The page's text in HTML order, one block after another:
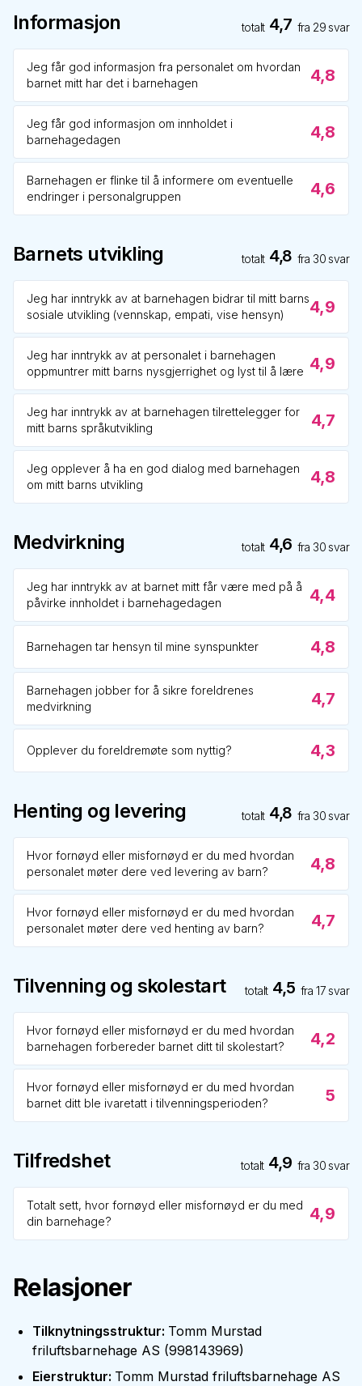
Informasjon totalt 4,7 fra 29 svar
Jeg får god informasjon fra personalet om hvordan
barnet mitt har det i barnehagen
4,8
Jeg får god informasjon om innholdet i
barnehagedagen
4,8
Barnehagen er flinke til å informere om eventuelle
endringer i personalgruppen
4,6
Barnets utvikling totalt 4,8 fra 30 svar
Jeg har inntrykk av at barnehagen bidrar til mitt barns
sosiale utvikling (vennskap, empati, vise hensyn)
4,9
Jeg har inntrykk av at personalet i barnehagen
oppmuntrer mitt barns nysgjerrighet og lyst til å lære 4,9
Jeg har inntrykk av at barnehagen tilrettelegger for
mitt barns språkutvikling
4,7
Jeg opplever å ha en god dialog med barnehagen
om mitt barns utvikling
4,8
Medvirkning totalt 4,6 fra 30 svar
Jeg har inntrykk av at barnet mitt får være med på å
påvirke innholdet i barnehagedagen
4,4
Barnehagen tar hensyn til mine synspunkter 4,8
Barnehagen jobber for å sikre foreldrenes
medvirkning
4,7
Opplever du foreldremøte som nyttig? 4,3
Henting og levering totalt 4,8 fra 30 svar
Hvor fornøyd eller misfornøyd er du med hvordan
personalet møter dere ved levering av barn?
4,8
Hvor fornøyd eller misfornøyd er du med hvordan
personalet møter dere ved henting av barn?
4,7
Tilvenning og skolestart totalt 4,5 fra17 svar
Hvor fornøyd eller misfornøyd er du med hvordan
barnehagen forbereder barnet ditt til skolestart?
4,2
Hvor fornøyd eller misfornøyd er du med hvordan
barnet ditt ble ivaretatt i tilvenningsperioden?
5
Tilfredshet totalt 4,9 fra 30 svar
Totalt sett, hvor fornøyd eller misfornøyd er du med
din barnehage?
4,9
Relasjoner
Tilknytningsstruktur: Tomm Murstad
friluftsbarnehage AS (998143969)
Eierstruktur: Tomm Murstad friluftsbarnehage AS